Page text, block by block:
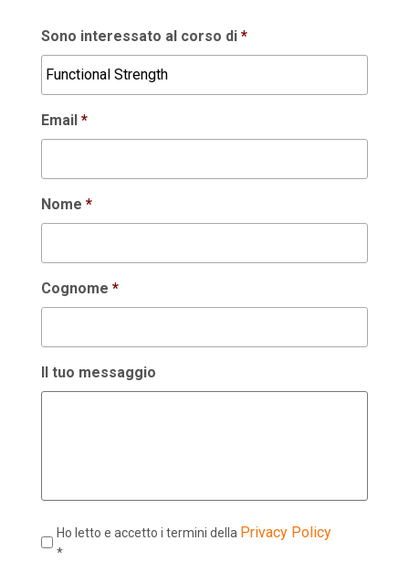
Sono interessato al corso di *
Email *
Nome *
Cognome *
Il tuo messaggio
Ho letto e accetto i termini della Privacy Policy
*